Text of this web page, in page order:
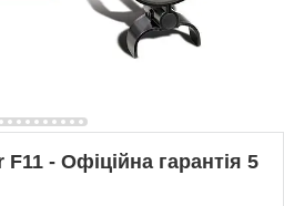
- Офіційна гарантія 5